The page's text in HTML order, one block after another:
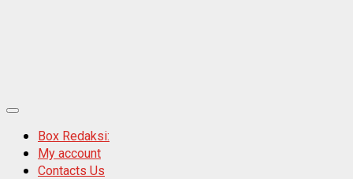
Primary
MenuBox Redaksi:
My account
Contacts Us